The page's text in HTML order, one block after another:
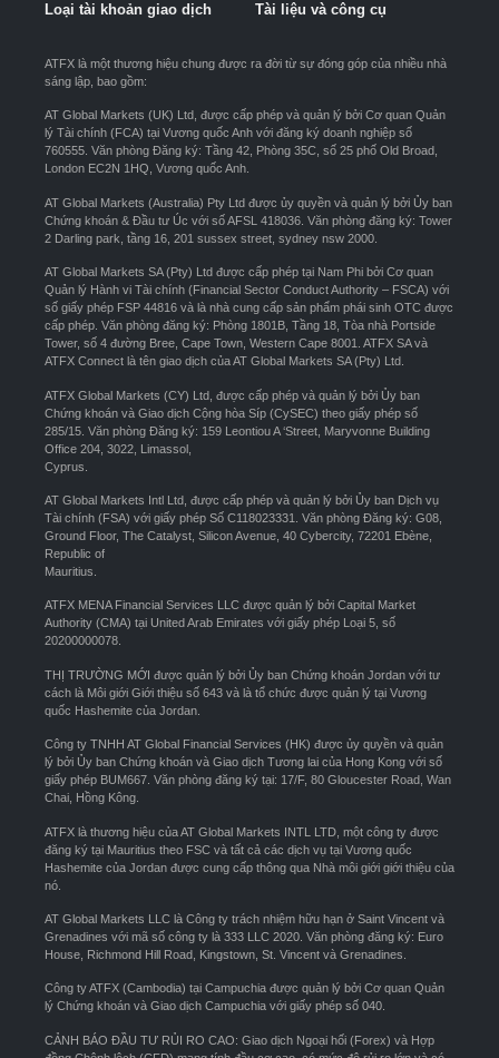
Loại tài khoản giao dịch Tài liệu và công cụ
ATFX là một thương hiệu chung được ra đời từ sự đóng góp của nhiều nhà
sáng lập, bao gồm:
AT Global Markets (UK) Ltd, được cấp phép và quản lý bởi Cơ quan Quản
lý Tài chính (FCA) tại Vương quốc Anh với đăng ký doanh nghiệp số
760555. Văn phòng Đăng ký: Tầng 42, Phòng 35C, số 25 phố Old Broad,
London EC2N 1HQ, Vương quốc Anh.
AT Global Markets (Australia) Pty Ltd được ủy quyền và quản lý bởi Ủy ban
Chứng khoán & Đầu tư Úc với số AFSL 418036. Văn phòng đăng ký: Tower
2 Darling park, tầng 16, 201 sussex street, sydney nsw 2000.
AT Global Markets SA (Pty) Ltd được cấp phép tại Nam Phi bởi Cơ quan
Quản lý Hành vi Tài chính (Financial Sector Conduct Authority – FSCA) với
số giấy phép FSP 44816 và là nhà cung cấp sản phẩm phái sinh OTC được
cấp phép. Văn phòng đăng ký: Phòng 1801B, Tầng 18, Tòa nhà Portside
Tower, số 4 đường Bree, Cape Town, Western Cape 8001. ATFX SA và
ATFX Connect là tên giao dịch của AT Global Markets SA (Pty) Ltd.
ATFX Global Markets (CY) Ltd, được cấp phép và quản lý bởi Ủy ban
Chứng khoán và Giao dịch Cộng hòa Síp (CySEC) theo giấy phép số
285/15. Văn phòng Đăng ký: 159 Leontiou A ‘Street, Maryvonne Building
Office 204, 3022, Limassol,
Cyprus.
AT Global Markets Intl Ltd, được cấp phép và quản lý bởi Ủy ban Dịch vụ
Tài chính (FSA) với giấy phép Số C118023331. Văn phòng Đăng ký: G08,
Ground Floor, The Catalyst, Silicon Avenue, 40 Cybercity, 72201 Ebène,
Republic of
Mauritius.
ATFX MENA Financial Services LLC được quản lý bởi Capital Market
Authority (CMA) tại United Arab Emirates với giấy phép Loại 5, số
20200000078.
THỊ TRƯỜNG MỚI được quản lý bởi Ủy ban Chứng khoán Jordan với tư
cách là Môi giới Giới thiệu số 643 và là tổ chức được quản lý tại Vương
quốc Hashemite của Jordan.
Công ty TNHH AT Global Financial Services (HK) được ủy quyền và quản
lý bởi Ủy ban Chứng khoán và Giao dịch Tương lai của Hong Kong với số
giấy phép BUM667. Văn phòng đăng ký tại: 17/F, 80 Gloucester Road, Wan
Chai, Hồng Kông.
ATFX là thương hiệu của AT Global Markets INTL LTD, một công ty được
đăng ký tại Mauritius theo FSC và tất cả các dịch vụ tại Vương quốc
Hashemite của Jordan được cung cấp thông qua Nhà môi giới giới thiệu của
nó.
AT Global Markets LLC là Công ty trách nhiệm hữu hạn ở Saint Vincent và
Grenadines với mã số công ty là 333 LLC 2020. Văn phòng đăng ký: Euro
House, Richmond Hill Road, Kingstown, St. Vincent và Grenadines.
Công ty ATFX (Cambodia) tại Campuchia được quản lý bởi Cơ quan Quản
lý Chứng khoán và Giao dịch Campuchia với giấy phép số 040.
CẢNH BÁO ĐẦU TƯ RỦI RO CAO: Giao dịch Ngoại hối (Forex) và Hợp